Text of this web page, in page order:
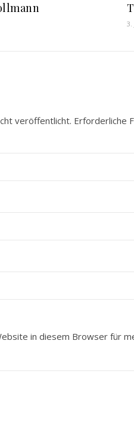
3.
veröffentlicht. Erforderliche
in diesem Browser für